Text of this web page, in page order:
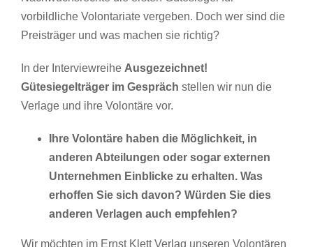
vorbildliche Volontariate vergeben. Doch wer sind die
Preisträger und was machen sie richtig?
In der Interviewreihe Ausgezeichnet!
Gütesiegelträger im Gespräch stellen wir nun die
Verlage und ihre Volontäre vor.
Ihre Volontäre haben die Möglichkeit, in
anderen Abteilungen oder sogar externen
Unternehmen Einblicke zu erhalten. Was
erhoffen Sie sich davon? Würden Sie dies
anderen Verlagen auch empfehlen?
Wir möchten im Ernst Klett Verlag unseren Volontären